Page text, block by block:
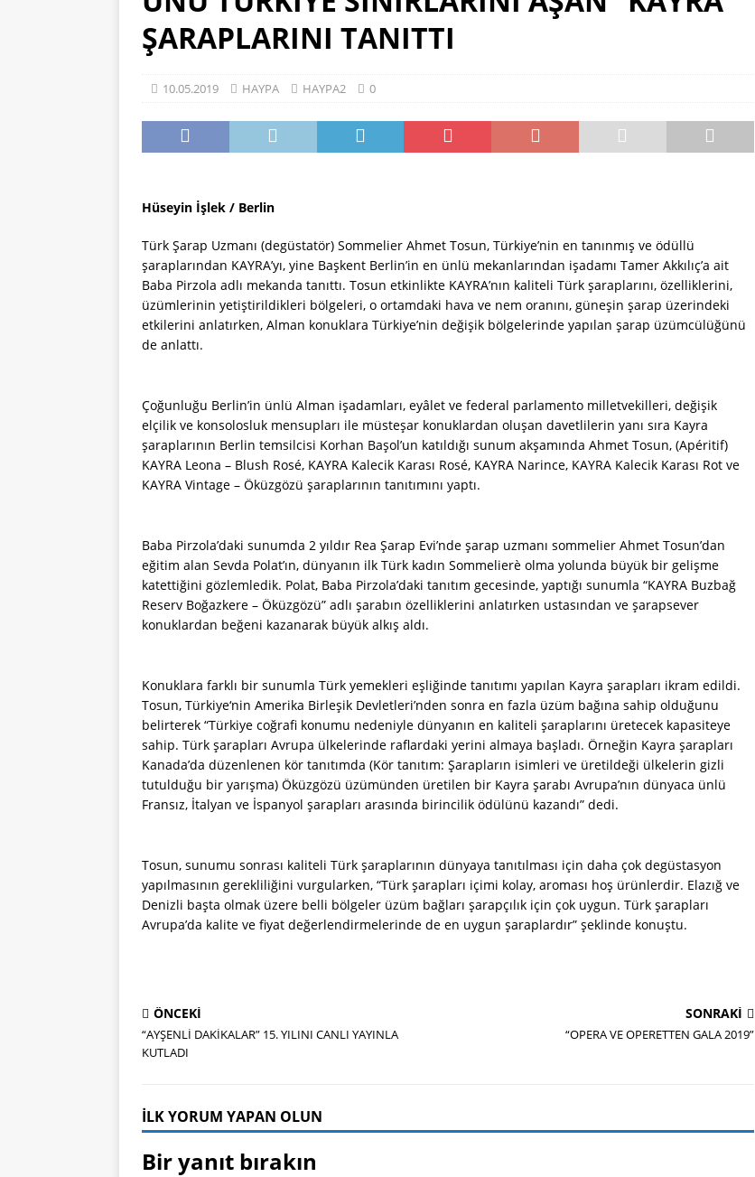
[ 13.06.2021 ]
DERYA ÇAĞLAR: YUVADAN ÜNİVERSİTEYE TÜM EĞİTİM ÜCRETSİZ OLMALI
ŞARAPLARINI TANITTI
10.05.2019 HAYPA HAYPA2 0
Hüseyin İşlek / Berlin
Türk Şarap Uzmanı (degüstatör) Sommelier Ahmet Tosun, Türkiye’nin en tanınmış ve ödüllü
şaraplarından KAYRA’yı, yine Başkent Berlin’in en ünlü mekanlarından işadamı Tamer Akkılıç’a ait
Baba Pirzola adlı mekanda tanıttı. Tosun etkinlikte KAYRA’nın kaliteli Türk şaraplarını, özelliklerini,
üzümlerinin yetiştirildikleri bölgeleri, o ortamdaki hava ve nem oranını, güneşin şarap üzerindeki
etkilerini anlatırken, Alman konuklara Türkiye’nin değişik bölgelerinde yapılan şarap üzümcülüğünü
de anlattı.
Çoğunluğu Berlin’in ünlü Alman işadamları, eyâlet ve federal parlamento milletvekilleri, değişik
elçilik ve konsolosluk mensupları ile müsteşar konuklardan oluşan davetlilerin yanı sıra Kayra
şaraplarının Berlin temsilcisi Korhan Başol’un katıldığı sunum akşamında Ahmet Tosun, (Apéritif)
KAYRA Leona – Blush Rosé, KAYRA Kalecik Karası Rosé, KAYRA Narince, KAYRA Kalecik Karası Rot ve
KAYRA Vintage – Öküzgözü şaraplarının tanıtımını yaptı.
Baba Pirzola’daki sunumda 2 yıldır Rea Şarap Evi’nde şarap uzmanı sommelier Ahmet Tosun’dan
eğitim alan Sevda Polat’ın, dünyanın ilk Türk kadın Sommelierè olma yolunda büyük bir gelişme
katettiğini gözlemledik. Polat, Baba Pirzola’daki tanıtım gecesinde, yaptığı sunumla “KAYRA Buzbağ
Reserv Boğazkere – Öküzgözü” adlı şarabın özelliklerini anlatırken ustasından ve şarapsever
konuklardan beğeni kazanarak büyük alkış aldı.
Konuklara farklı bir sunumla Türk yemekleri eşliğinde tanıtımı yapılan Kayra şarapları ikram edildi.
Tosun, Türkiye‘nin Amerika Birleşik Devletleri’nden sonra en fazla üzüm bağına sahip olduğunu
belirterek “Türkiye coğrafi konumu nedeniyle dünyanın en kaliteli şaraplarını üretecek kapasiteye
sahip. Türk şarapları Avrupa ülkelerinde raflardaki yerini almaya başladı. Örneğin Kayra şarapları
Kanada’da düzenlenen kör tanıtımda (Kör tanıtım: Şarapların isimleri ve üretildeği ülkelerin gizli
tutulduğu bir yarışma) Öküzgözü üzümünden üretilen bir Kayra şarabı Avrupa’nın dünyaca ünlü
Fransız, İtalyan ve İspanyol şarapları arasında birincilik ödülünü kazandı” dedi.
Tosun, sunumu sonrası kaliteli Türk şaraplarının dünyaya tanıtılması için daha çok degüstasyon
yapılmasının gerekliliğini vurgularken, “Türk şarapları içimi kolay, aroması hoş ürünlerdir. Elazığ ve
Denizli başta olmak üzere belli bölgeler üzüm bağları şarapçılık için çok uygun. Türk şarapları
Avrupa’da kalite ve fiyat değerlendirmelerinde de en uygun şaraplardır” şeklinde konuştu.
ÖNCEKI
“AYŞENLİ DAKİKALAR” 15. YILINI CANLI YAYINLA
KUTLADI
SONRAKI
“OPERA VE OPERETTEN GALA 2019”
İLK YORUM YAPAN OLUN
Bir yanıt bırakın